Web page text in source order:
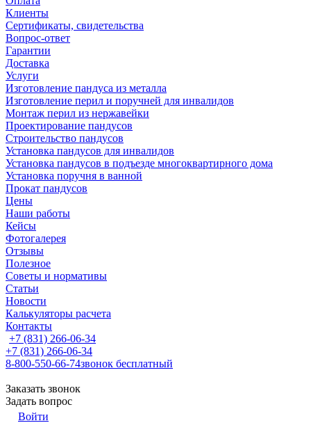
Клиенты
Сертификаты, свидетельства
Вопрос-ответ
Гарантии
Доставка
Услуги
Изготовление пандуса из металла
Изготовление перил и поручней для инвалидов
Монтаж перил из нержавейки
Проектирование пандусов
Строительство пандусов
Установка пандусов для инвалидов
Установка пандусов в подъезде многоквартирного дома
Установка поручня в ванной
Прокат пандусов
Цены
Наши работы
Кейсы
Фотогалерея
Отзывы
Полезное
Советы и нормативы
Статьи
Новости
Калькуляторы расчета
Контакты
+7 (831) 266-06-34
+7 (831) 266-06-34
8-800-550-66-74звонок бесплатный
Заказать звонок
Задать вопрос
Войти